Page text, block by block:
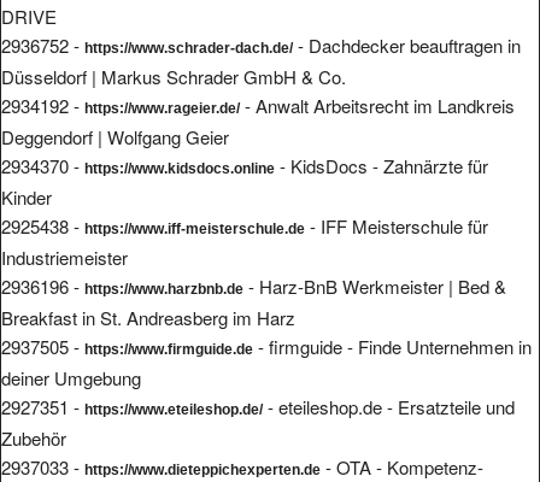
DRIVE
2936752 - https://www.schrader-dach.de/- Dachdecker beauftragen in
Düsseldorf | Markus Schrader GmbH & Co.
2934192 - https://www.rageier.de/- Anwalt Arbeitsrecht im Landkreis
Deggendorf | Wolfgang Geier
2934370 - https://www.kidsdocs.online - KidsDocs - Zahnärzte für
Kinder
2925438 - https://www.iff-meisterschule.de - IFF Meisterschule für
Industriemeister
2936196 - https://www.harzbnb.de - Harz-BnB Werkmeister | Bed &
Breakfast in St. Andreasberg im Harz
2937505 - https://www.firmguide.de - firmguide - Finde Unternehmen in
deiner Umgebung
2927351 - https://www.eteileshop.de/- eteileshop.de - Ersatzteile und
Zubehör
2937033 - https://www.dieteppichexperten.de - OTA - Kompetenz-